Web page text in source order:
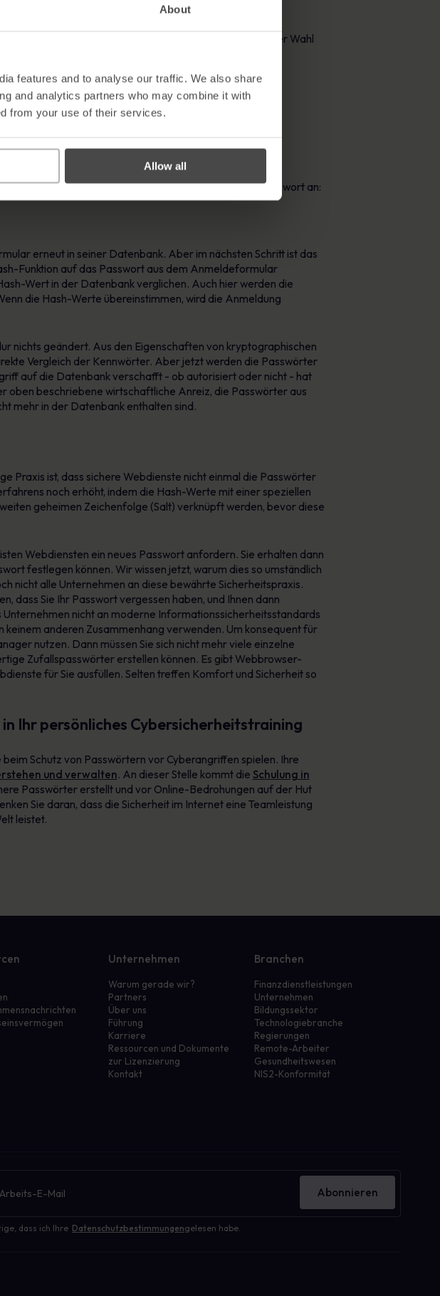
About
features and to analyse our traffic. We also share
and analytics partners who may combine it with
from your use of their services.
Allow all
wenden wir eine kryptographische Hash-Funktion unserer Wahl
übliche Weise mit einem Kontonamen und einem Passwort an:
erneut in seiner Datenbank. Aber im nächsten Schritt ist das
Funktion auf das Passwort aus dem Anmeldeformular
Wert in der Datenbank verglichen. Auch hier werden die
die Hash-Werte übereinstimmen, wird die Anmeldung
nichts geändert. Aus den Eigenschaften von kryptographischen
Vergleich der Kennwörter. Aber jetzt werden die Passwörter
auf die Datenbank verschafft - ob autorisiert oder nicht - hat
oben beschriebene wirtschaftliche Anreiz, die Passwörter aus
mehr in der Datenbank enthalten sind.
Praxis ist, dass sichere Webdienste nicht einmal die Passwörter
noch erhöht, indem die Hash-Werte mit einer speziellen
geheimen Zeichenfolge (Salt) verknüpft werden, bevor diese
Webdiensten ein neues Passwort anfordern. Sie erhalten dann
festlegen können. Wir wissen jetzt, warum dies so umständlich
nicht alle Unternehmen an diese bewährte Sicherheitspraxis.
dass Sie Ihr Passwort vergessen haben, und Ihnen dann
nicht an moderne Informationssicherheitsstandards
keinem anderen Zusammenhang verwenden. Um konsequent für
nutzen. Dann müssen Sie sich nicht mehr viele einzelne
Zufallspasswörter erstellen können. Es gibt Webbrowser-
für Sie ausfüllen. Selten treffen Komfort und Sicherheit so
Ihr persönliches Cybersicherheitstraining
Schutz von Passwörtern vor Cyberangriffen spielen. Ihre
und verwalten. An dieser Stelle kommt die Schulung in
Passwörter erstellt und vor Online-Bedrohungen auf der Hut
Sie daran, dass die Sicherheit im Internet eine Teamleistung
leistet.
Unternehmen
Warum gerade wir?
Partners
Über uns
Führung
Karriere
Ressourcen und Dokumente
zur Lizenzierung
Kontakt
Branchen
Finanzdienstleistungen
Unternehmen
Bildungssektor
Technologiebranche
Regierungen
Remote-Arbeiter
Gesundheitswesen
NIS2-Konformität
dass ich Ihre Datenschutzbestimmungengelesen habe.
Abonnieren